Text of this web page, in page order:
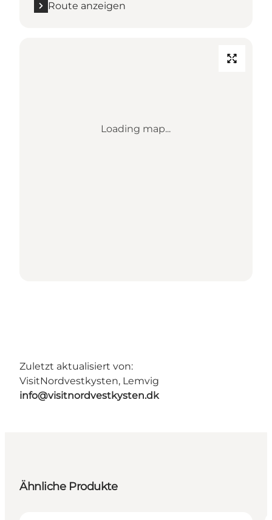
Route anzeigen
Loading map...
Zuletzt aktualisiert von:
VisitNordvestkysten, Lemvig
info@visitnordvestkysten.dk
Ähnliche Produkte